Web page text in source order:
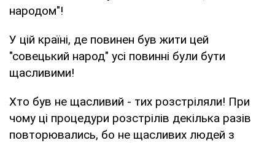
народом"!
У цій країні, де повинен був жити цей
"совецький народ" усі повинні були бути
щасливими!
Хто був не щасливий - тих розстріляли! При
чому ці процедури розстрілів декілька разів
повторювались, бо не щасливих людей з